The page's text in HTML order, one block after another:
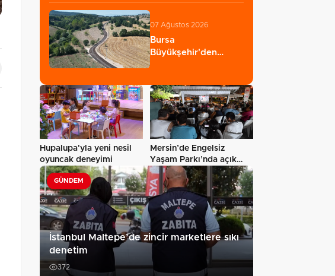
07 Ağustos 2026
Bursa
Büyükşehir'den
Hupalupa'yla yeni nesil
oyuncak deneyimi
Mersin’de Engelsiz
Yaşam Parkı’nda açık
hava sinema…
GÜNDEM
İstanbul Maltepe’de zincir marketlere sıkı
denetim
372